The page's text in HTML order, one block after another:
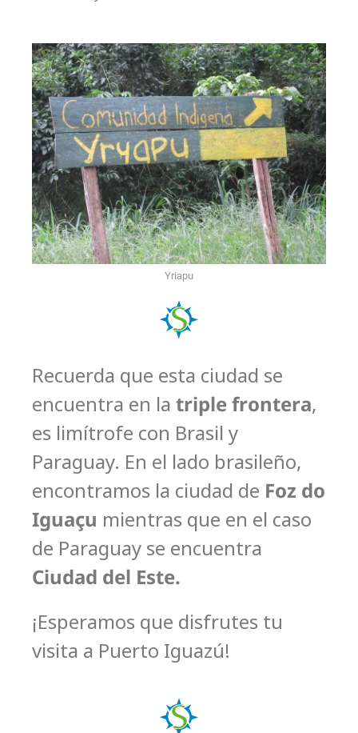
Yriapu
Recuerda que esta ciudad se
encuentra en la triple frontera,
es limítrofe con Brasil y
Paraguay. En el lado brasileño,
encontramos la ciudad de Foz do
Iguaçu mientras que en el caso
de Paraguay se encuentra
Ciudad del Este.
¡Esperamos que disfrutes tu
visita a Puerto Iguazú!